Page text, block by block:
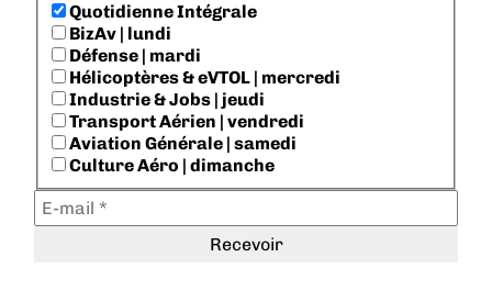
Quotidienne Intégrale
BizAv | lundi
Défense | mardi
Hélicoptères & eVTOL | mercredi
Industrie & Jobs | jeudi
Transport Aérien | vendredi
Aviation Générale | samedi
Culture Aéro | dimanche